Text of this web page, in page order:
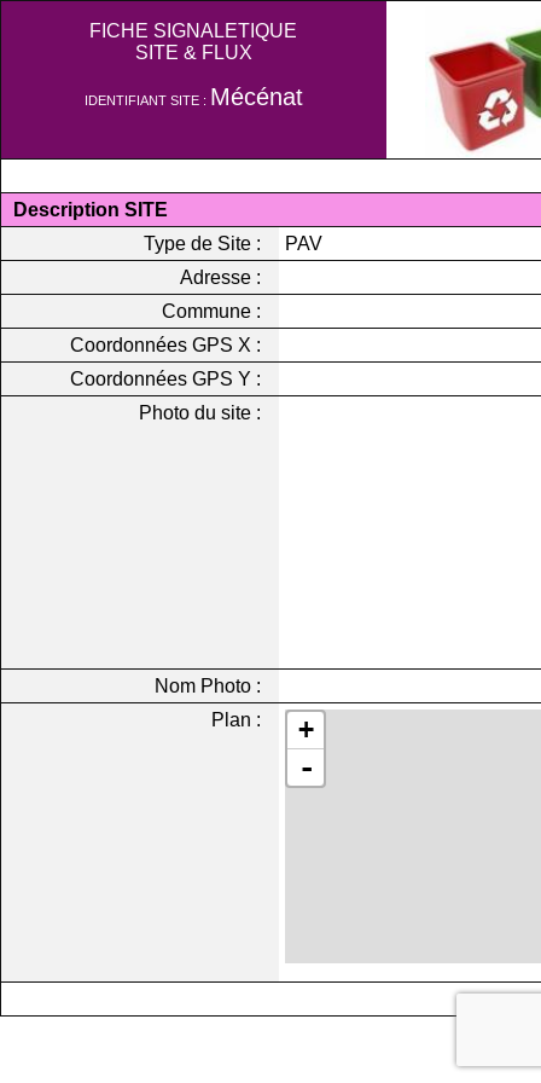
FICHE SIGNALETIQUE
SITE & FLUX
IDENTIFIANT SITE : Mécénat
Description SITE
Type de Site :
PAV
Adresse :
Commune :
Coordonnées GPS X :
Coordonnées GPS Y :
Photo du site :
Nom Photo :
Plan :
+
-